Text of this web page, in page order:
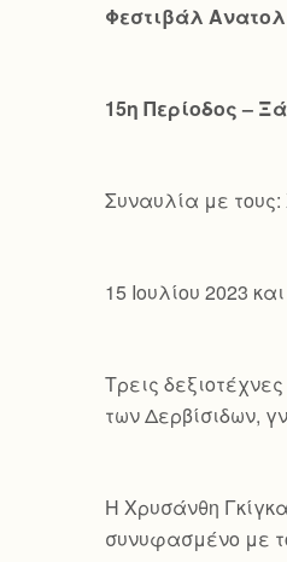
Φεστιβάλ
15η Περίοδος –
Συναυλία με
15 Ιουλίου 2023
Τρεις
των Δερβίσιδων,
Η Χρυσάνθη
συνυφασμένο με